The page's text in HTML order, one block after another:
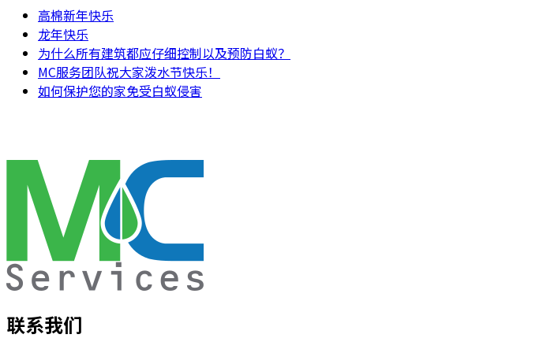
高棉新年快乐
龙年快乐
为什么所有建筑都应仔细控制以及预防白蚁？
MC服务团队祝大家泼水节快乐！
如何保护您的家免受白蚁侵害
联系我们